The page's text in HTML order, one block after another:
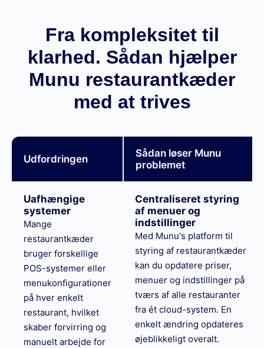
Fra kompleksitet til
klarhed. Sådan hjælper
Munu restaurantkæder
med at trives
Udfordringen
Sådan løser Munu
problemet
Uafhængige
systemer
Mange
restaurantkæder
bruger forskellige
POS-systemer eller
menukonfigurationer
på hver enkelt
restaurant, hvilket
skaber forvirring og
manuelt arbejde for
Centraliseret styring
af menuer og
indstillinger
Med Munu's platform til
styring af restaurantkæder
kan du opdatere priser,
menuer og indstillinger på
tværs af alle restauranter
fra ét cloud-system. En
enkelt ændring opdateres
øjeblikkeligt overalt.